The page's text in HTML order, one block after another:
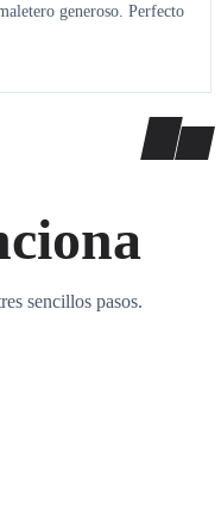
generoso. Perfecto
sencillos pasos.